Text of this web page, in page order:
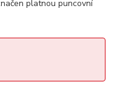
platnou puncovní